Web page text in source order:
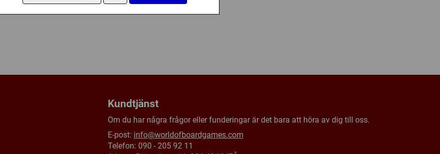
Kundtjänst
Om du har några frågor eller funderingar är det bara att höra av dig till oss.
E-post: info@worldofboardgames.com
Telefon: 090 - 205 92 11